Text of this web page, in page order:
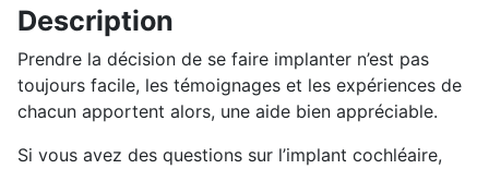
Description
Prendre la décision de se faire implanter n’est pas
toujours facile, les témoignages et les expériences de
chacun apportent alors, une aide bien appréciable.
Si vous avez des questions sur l’implant cochléaire,